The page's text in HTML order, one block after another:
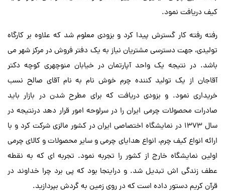
کیف دریافت نمود.
رفته رفته کار گسترش پیدا کرد و بزودی معلوم شد که علاوه بر کارگاه
تولیدی، جهت دسترسی مشتریان نیاز به یک دفتر فروش در مرکز شهر می
باشد. در نتیجه یک واحد آپارتمان در خیابان منوچهری کوچه دکتر
آقاجان از یک تولید کننده چرم خوش نام به نام آقای صالح نسب
خریداری نمود. و بزودی دریافت که برای مطرح شدن در بازار باید
صادرات محصولات چرمی ایران را در سرلوحه امور قرار دهد درنتیجه در
سال 1373 در نمایشگاه اختصاصی ایران در کشور مالزی شرکت کرد و با
ارائه انواع کیف چرم، انواع هدایای چرمی و سایر محصولات و کالای چرمی
اولین نمایشگاه خارج از کشور را تجربه نمود. تجربه ای که به نقطه
عطف زندگی اش تبدیل شد. و دراینجا بود که پی برد چرا خداوند در
قرآن کریم دستور داده است که در روی زمین به گردش بپردازید.